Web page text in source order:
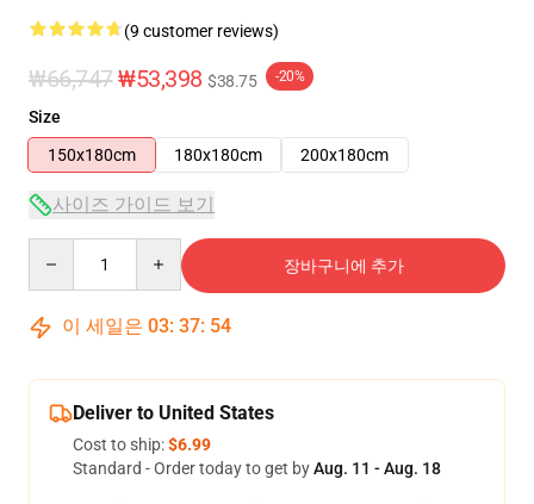
(9 customer reviews)
₩66,747 ₩53,398 $38.75 -20%
Size
150x180cm
180x180cm 200x180cm
사이즈 가이드 보기
장바구니에 추가
이 세일은 03: 37: 54
Deliver to United States
Cost to ship:$6.99
Standard - Order today to get byAug. 11 - Aug. 18